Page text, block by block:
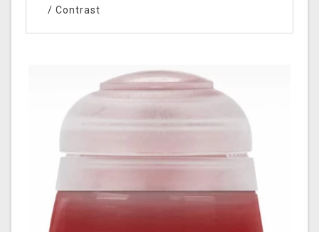
/ Contrast